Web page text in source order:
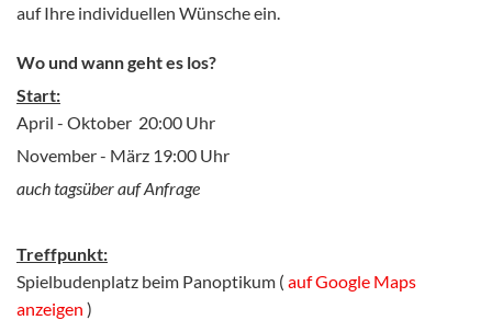
auf Ihre individuellen Wünsche ein.
Wo und wann geht es los?
Start:
April - Oktober 20:00 Uhr
November - März 19:00 Uhr
auch tagsüber auf Anfrage
Treffpunkt:
Spielbudenplatz beim Panoptikum ( auf Google Maps
anzeigen )